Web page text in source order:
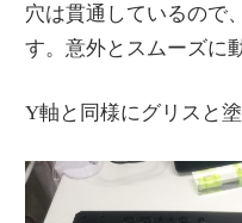
穴は貫通しているので
す。意外とスムーズに
Y軸と同様にグリスと塗